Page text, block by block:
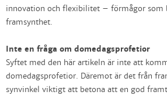
innovation och flexibilitet – förmågor som
framsynthet.
Inte en fråga om domedagsprofetior
Syftet med den här artikeln är inte att
domedagsprofetior. Däremot är det från
synvinkel viktigt att betona att en god